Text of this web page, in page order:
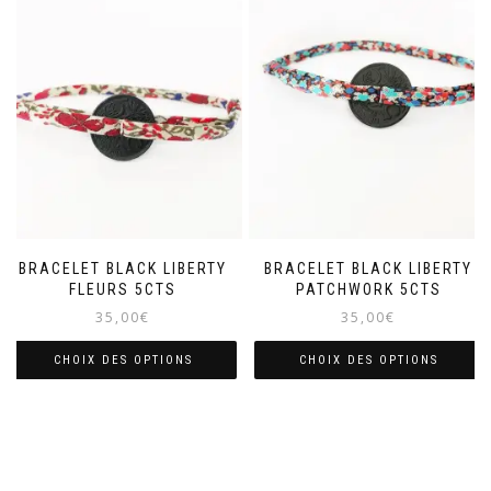
BRACELET BLACK LIBERTY
FLEURS 5CTS
35,00€
CHOIX DES OPTIONS
BRACELET BLACK LIBERTY
PATCHWORK 5CTS
35,00€
CHOIX DES OPTIONS